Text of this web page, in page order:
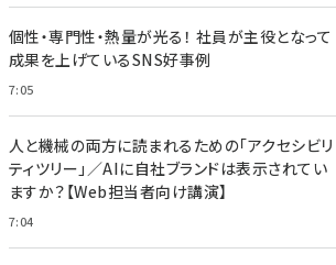
個性・専門性・熱量が光る！ 社員が主役となって
成果を上げているSNS好事例
7:05
人と機械の両方に読まれるための「アクセシビリ
ティツリー」／AIに自社ブランドは表示されてい
ますか？【Web担当者向け講演】
7:04